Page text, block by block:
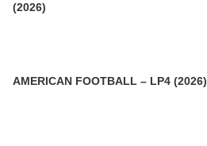
(2026)
AMERICAN FOOTBALL – LP4 (2026)